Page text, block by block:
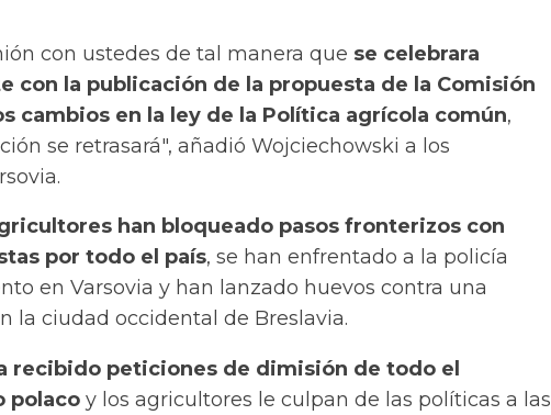
con ustedes de tal manera que se celebrara
con la publicación de la propuesta de la Comisión
cambios en la ley de la Política agrícola común,
se retrasará", añadió Wojciechowski a los
han bloqueado pasos fronterizos con
por todo el país, se han enfrentado a la policía
en Varsovia y han lanzado huevos contra una
la ciudad occidental de Breslavia.
recibido peticiones de dimisión de todo el
polaco y los agricultores le culpan de las políticas a las